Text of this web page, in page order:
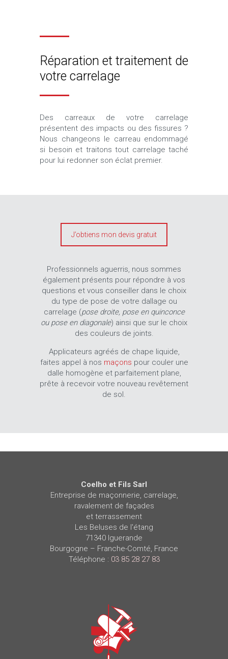
Réparation et traitement de
votre carrelage
Des carreaux de votre carrelage
présentent des impacts ou des fissures ?
Nous changeons le carreau endommagé
si besoin et traitons tout carrelage taché
pour lui redonner son éclat premier.
J’obtiens mon devis gratuit
Professionnels aguerris, nous sommes
également présents pour répondre à vos
questions et vous conseiller dans le choix
du type de pose de votre dallage ou
carrelage (pose droite, pose en quinconce
ou pose en diagonale) ainsi que sur le choix
des couleurs de joints.
Applicateurs agréés de chape liquide,
faites appel à nos maçons pour couler une
dalle homogène et parfaitement plane,
prête à recevoir votre nouveau revêtement
de sol.
Coelho et Fils Sarl
Entreprise de maçonnerie, carrelage,
ravalement de façades
et terrassement
Les Beluses de l'étang
71340 Iguerande
Bourgogne – Franche-Comté, France
Téléphone : 03 85 28 27 83